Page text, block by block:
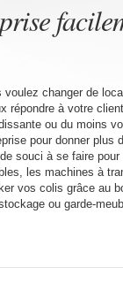
voulez changer de
répondre à votre
ou du moins
pour donner plus
souci à se faire
les machines à
vos colis grâce au
ou garde-